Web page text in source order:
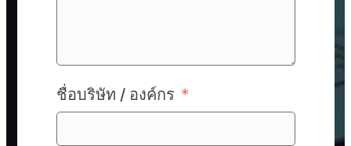
ชื่อบริษัท / องค์กร